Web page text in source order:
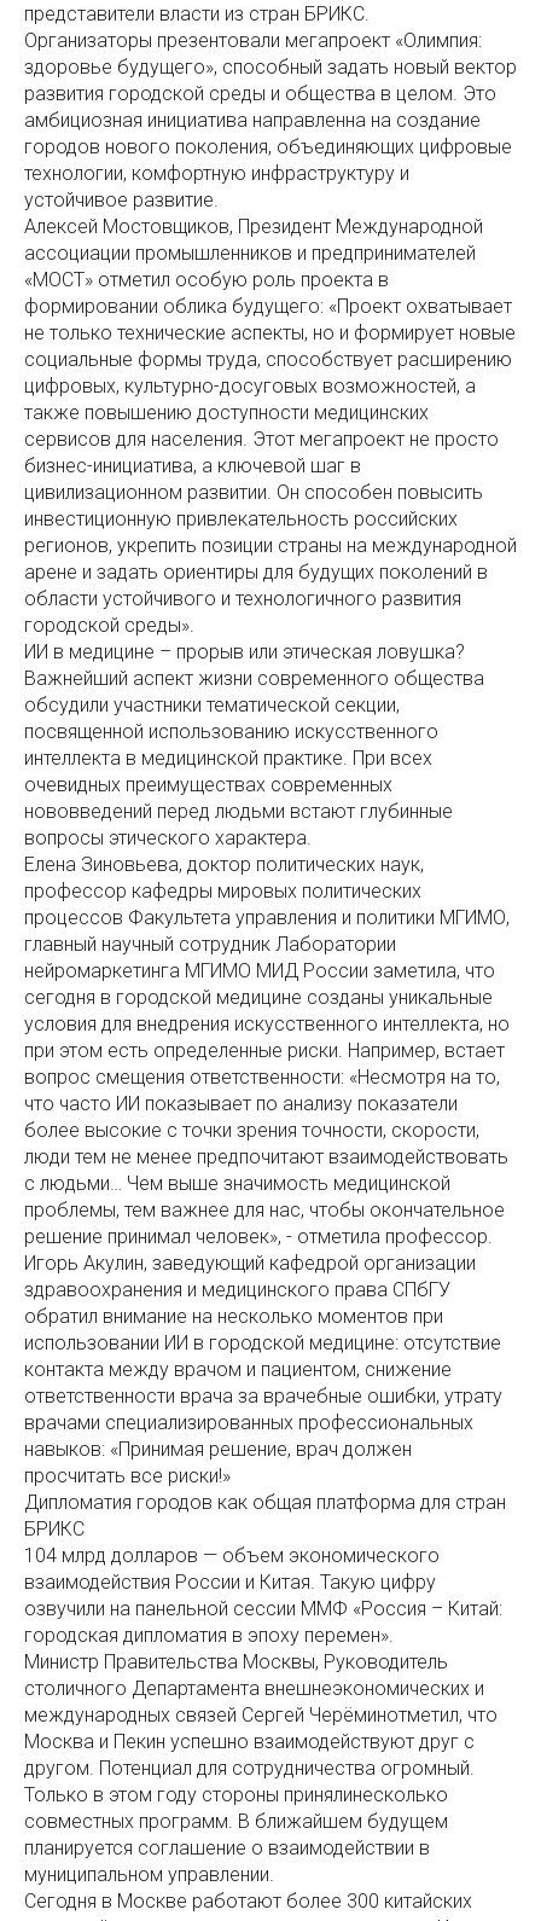
представители власти из стран БРИКС.
Организаторы презентовали мегапроект «Олимпия:
здоровье будущего», способный задать новый вектор
развития городской среды и общества в целом. Это
амбициозная инициатива направленна на создание
городов нового поколения, объединяющих цифровые
технологии, комфортную инфраструктуру и
устойчивое развитие.
Алексей Мостовщиков, Президент Международной
ассоциации промышленников и предпринимателей
«МОСТ» отметил особую роль проекта в
формировании облика будущего: «Проект охватывает
не только технические аспекты, но и формирует новые
социальные формы труда, способствует расширению
цифровых, культурно-досуговых возможностей, а
также повышению доступности медицинских
сервисов для населения. Этот мегапроект не просто
бизнес-инициатива, а ключевой шаг в
цивилизационном развитии. Он способен повысить
инвестиционную привлекательность российских
регионов, укрепить позиции страны на международной
арене и задать ориентиры для будущих поколений в
области устойчивого и технологичного развития
городской среды».
ИИ в медицине – прорыв или этическая ловушка?
Важнейший аспект жизни современного общества
обсудили участники тематической секции,
посвященной использованию искусственного
интеллекта в медицинской практике. При всех
очевидных преимуществах современных
нововведений перед людьми встают глубинные
вопросы этического характера.
Елена Зиновьева, доктор политических наук,
профессор кафедры мировых политических
процессов Факультета управления и политики МГИМО,
главный научный сотрудник Лаборатории
нейромаркетинга МГИМО МИД России заметила, что
сегодня в городской медицине созданы уникальные
условия для внедрения искусственного интеллекта, но
при этом есть определенные риски. Например, встает
вопрос смещения ответственности: «Несмотря на то,
что часто ИИ показывает по анализу показатели
более высокие с точки зрения точности, скорости,
люди тем не менее предпочитают взаимодействовать
с людьми… Чем выше значимость медицинской
проблемы, тем важнее для нас, чтобы окончательное
решение принимал человек», - отметила профессор.
Игорь Акулин, заведующий кафедрой организации
здравоохранения и медицинского права СПбГУ
обратил внимание на несколько моментов при
использовании ИИ в городской медицине: отсутствие
контакта между врачом и пациентом, снижение
ответственности врача за врачебные ошибки, утрату
врачами специализированных профессиональных
навыков: «Принимая решение, врач должен
просчитать все риски!»
Дипломатия городов как общая платформа для стран
БРИКС
104 млрд долларов — объем экономического
взаимодействия России и Китая. Такую цифру
озвучили на панельной сессии ММФ «Россия – Китай:
городская дипломатия в эпоху перемен».
Министр Правительства Москвы, Руководитель
столичного Департамента внешнеэкономических и
международных связей Сергей Черёминотметил, что
Москва и Пекин успешно взаимодействуют друг с
другом. Потенциал для сотрудничества огромный.
Только в этом году стороны принялинесколько
совместных программ. В ближайшем будущем
планируется соглашение о взаимодействии в
муниципальном управлении.
Сегодня в Москве работают более 300 китайских